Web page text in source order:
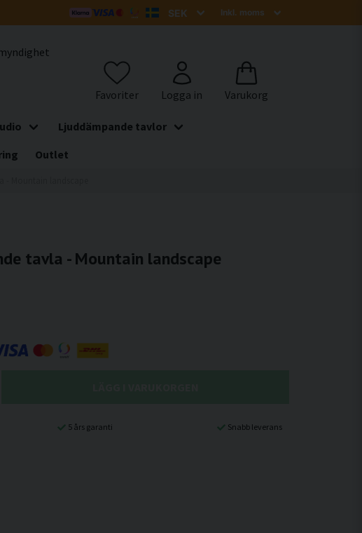
Ljuddämpande tavlor
Outlet
tavla - Mountain landscape
5 års garanti Snabb leverans